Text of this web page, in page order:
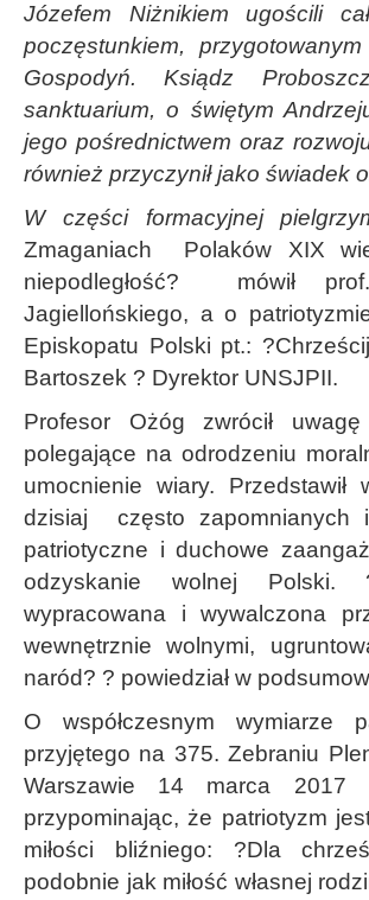
Józefem Niżnikiem ugościli
poczęstunkiem,
Gospodyń. Ksiądz
sanktuarium, o świętym
jego pośrednictwem oraz
również przyczynił jako świadek
W części formacyjnej
Zmaganiach Polaków XIX
niepodległość? mówił
Jagiellońskiego, a o
Episkopatu Polski pt.:
Bartoszek ? Dyrektor UNSJPII.
Profesor Ożóg zwrócił
polegające na odrodzeniu
umocnienie wiary.
dzisiaj często zapomnianych
patriotyczne i duchowe
odzyskanie wolnej Polski.
wypracowana i wywalczona
wewnętrznie wolnymi,
naród? ? powiedział w
O współczesnym wymiarze
przyjętego na 375. Zebraniu
Warszawie 14 marca
przypominając, że patriotyzm
miłości bliźniego: ?Dla
podobnie jak miłość własnej